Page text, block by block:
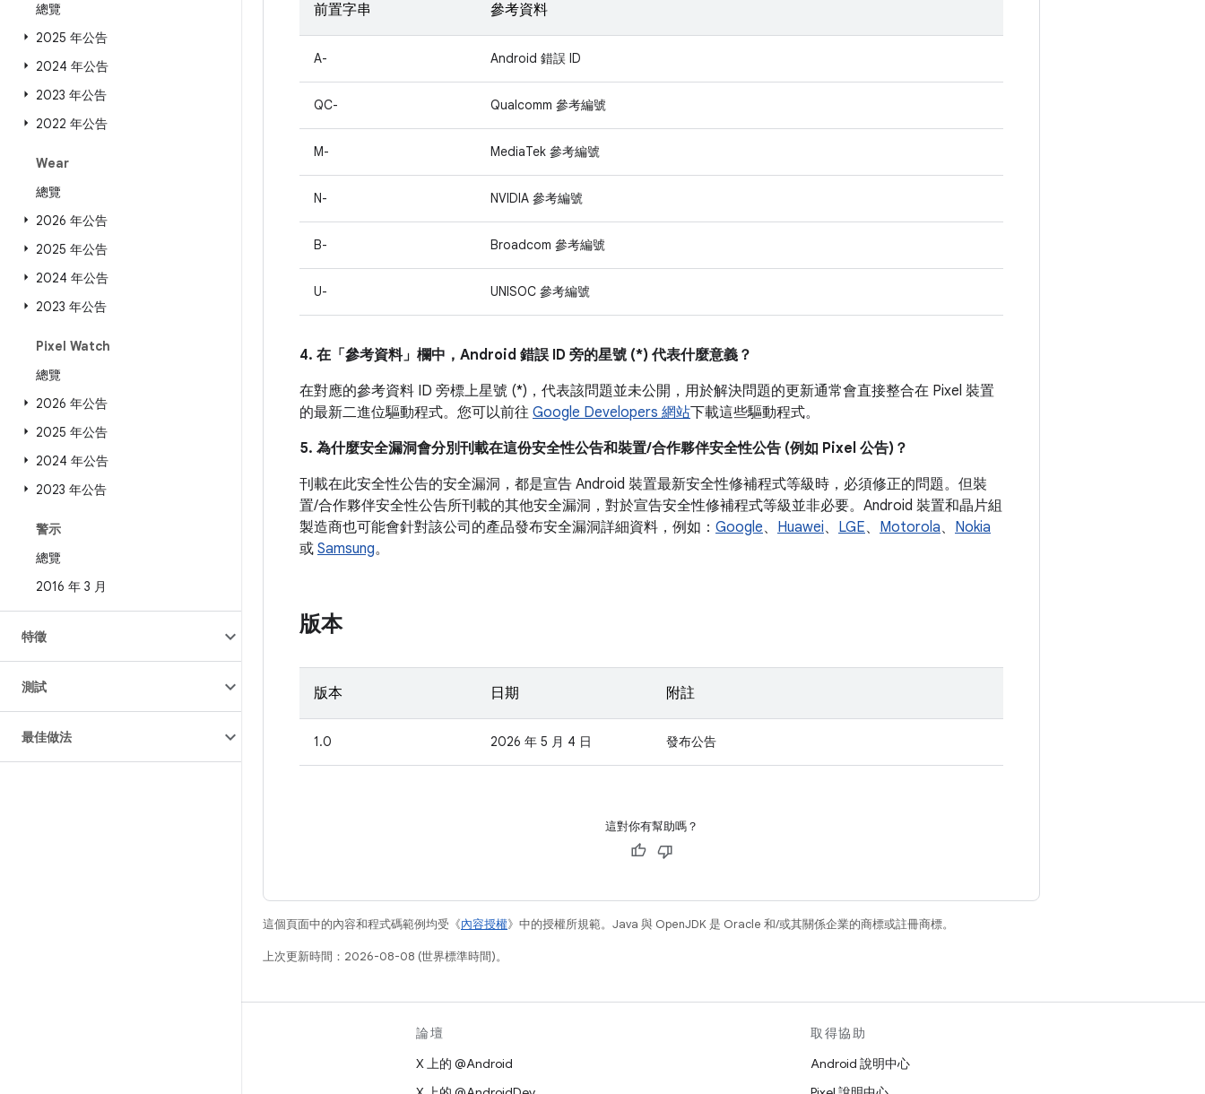
總覽
2025 年公告
2024 年公告
2023 年公告
2022 年公告
Wear
總覽
2026 年公告
2025 年公告
2024 年公告
2023 年公告
Pixel Watch
總覽
2026 年公告
2025 年公告
2024 年公告
2023 年公告
警示
總覽
2016 年 3 月
特徵
測試
最佳做法
前置字串 參考資料
A- Android 錯誤 ID
QC- Qualcomm 參考編號
M- MediaTek 參考編號
N- NVIDIA 參考編號
B- Broadcom 參考編號
U- UNISOC 參考編號
4. 在「參考資料」 欄中，Android 錯誤 ID 旁的星號 (*) 代表什麼意義？
在對應的參考資料 ID 旁標上星號 (*)，代表該問題並未公開，用於解決問題的更新通常會直接整合在 Pixel 裝置
的最新二進位驅動程式。您可以前往 Google Developers 網站下載這些驅動程式。
5. 為什麼安全漏洞會分別刊載在這份安全性公告和裝置/合作夥伴安全性公告 (例如 Pixel 公告)？
刊載在此安全性公告的安全漏洞，都是宣告 Android 裝置最新安全性修補程式等級時，必須修正的問題。但裝
置/合作夥伴安全性公告所刊載的其他安全漏洞，對於宣告安全性修補程式等級並非必要。Android 裝置和晶片組
製造商也可能會針對該公司的產品發布安全漏洞詳細資料，例如： Google、 Huawei、 LGE、 Motorola、 Nokia
或 Samsung。
版本
版本 日期 附註
1.0 2026 年 5 月 4 日 發布公告
這對你有幫助嗎？
這個頁面中的內容和程式碼範例均受《內容授權》中的授權所規範。Java 與 OpenJDK 是 Oracle 和/或其關係企業的商標或註冊商標。
上次更新時間：2026-08-08 (世界標準時間)。
論壇
X 上的 @Android
取得協助
Android 說明中心